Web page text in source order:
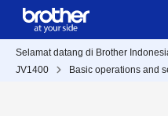
Selamat datang di Brother
JV1400
Basic operations and